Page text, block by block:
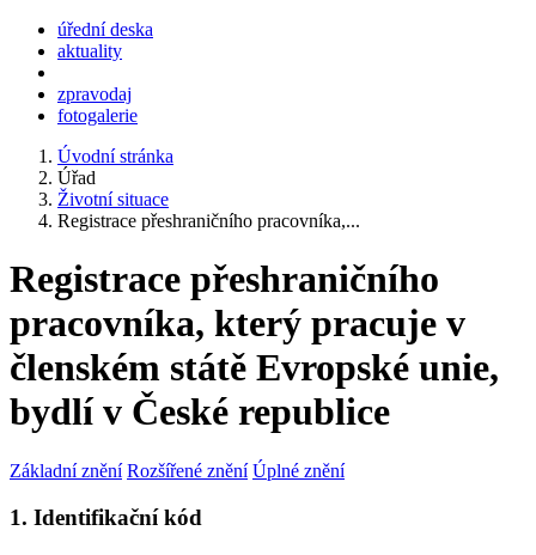
úřední deska
aktuality
zpravodaj
fotogalerie
Úvodní stránka
Úřad
Životní situace
Registrace přeshraničního pracovníka,...
Registrace přeshraničního
pracovníka, který pracuje v
členském státě Evropské unie,
bydlí v České republice
Základní znění Rozšířené znění Úplné znění
1. Identifikační kód